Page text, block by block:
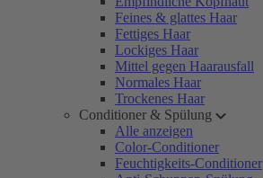
Feines & glattes Haar
Fettiges Haar
Lockiges Haar
Mittel gegen Haarausfall
Normales Haar
Trockenes Haar
Conditioner & Spülung
Alle anzeigen
Color-Conditioner
Feuchtigkeits-Conditioner